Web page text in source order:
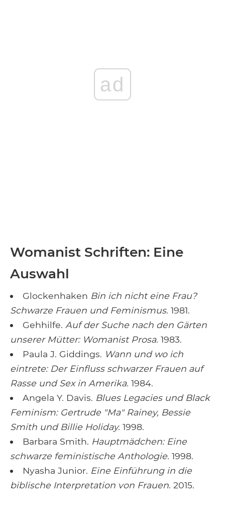
ad
Womanist Schriften: Eine
Auswahl
Glockenhaken Bin ich nicht eine Frau?
Schwarze Frauen und Feminismus. 1981.
Gehhilfe. Auf der Suche nach den Gärten
unserer Mütter: Womanist Prosa. 1983.
Paula J. Giddings. Wann und wo ich
eintrete: Der Einfluss schwarzer Frauen auf
Rasse und Sex in Amerika. 1984.
Angela Y. Davis. Blues Legacies und Black
Feminism: Gertrude "Ma" Rainey, Bessie
Smith und Billie Holiday. 1998.
Barbara Smith. Hauptmädchen: Eine
schwarze feministische Anthologie. 1998.
Nyasha Junior. Eine Einführung in die
biblische Interpretation von Frauen. 2015.